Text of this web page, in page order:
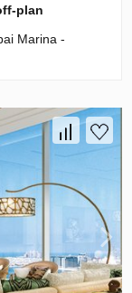
plan
Marina -